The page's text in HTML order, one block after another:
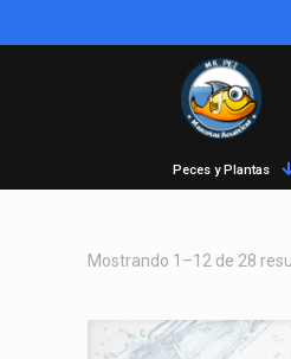
Peces y Plantas
Mostrando 1–12 de 28